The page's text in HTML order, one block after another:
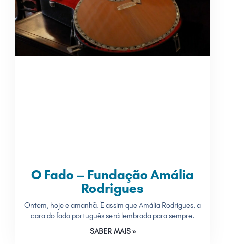
O Fado – Fundação Amália
Rodrigues
Ontem, hoje e amanhã. É assim que Amália Rodrigues, a
cara do fado português será lembrada para sempre.
SABER MAIS »